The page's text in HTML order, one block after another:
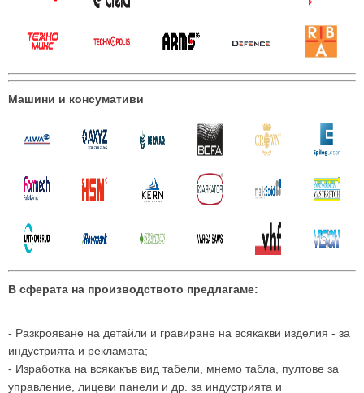
Машини и консумативи
В сферата на производството предлагаме:
- Разкрояване на детайли и гравиране на всякакви изделия - за
индустрията и рекламата;
- Изработка на всякакъв вид табели, мнемо табла, пултове за
управление, лицеви панели и др. за индустрията и